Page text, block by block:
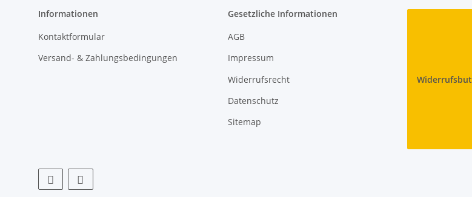
Informationen
Kontaktformular
Versand- & Zahlungsbedingungen
Gesetzliche Informationen
AGB
Impressum
Widerrufsrecht
Datenschutz
Sitemap